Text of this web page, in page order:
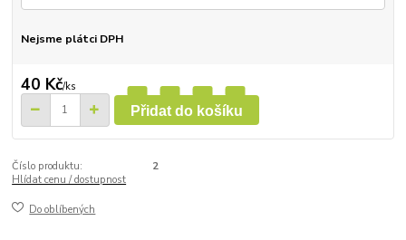
Nejsme plátci DPH
40 Kč/ks
Přidat do košíku
Číslo produktu:
2
Hlídat cenu / dostupnost
Do oblíbených